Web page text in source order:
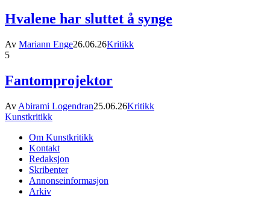
Hvalene har sluttet å synge
Av Mariann Enge26.06.26Kritikk
5
Fantomprojektor
Av Abirami Logendran25.06.26Kritikk
Kunstkritikk
Om Kunstkritikk
Kontakt
Redaksjon
Skribenter
Annonseinformasjon
Arkiv